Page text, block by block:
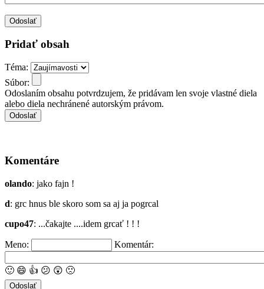
Pridať obsah
Téma:
Súbor:
Odoslaním obsahu potvrdzujem, že pridávam len svoje vlastné diela
alebo diela nechránené autorským právom.
Komentáre
olando: jako fajn !
d: grc hnus ble skoro som sa aj ja pogrcal
cupo47: ...čakajte ....idem grcať ! ! !
Meno: Komentár:
🙂 😄 👍 😕 😲 🙁